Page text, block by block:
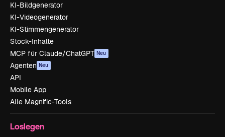
KI-Bildgenerator
KI-Videogenerator
KI-Stimmengenerator
Stock-Inhalte
MCP für Claude/ChatGPT Neu
Agenten Neu
API
Mobile App
Alle Magnific-Tools
Loslegen